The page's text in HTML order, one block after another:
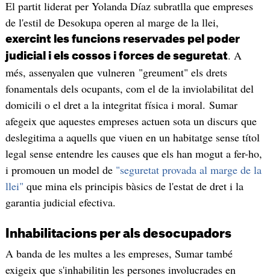
El partit liderat per Yolanda Díaz subratlla que empreses
de l'estil de Desokupa operen al marge de la llei,
exercint les funcions reservades pel poder
judicial i els cossos i forces de seguretat. A
més, assenyalen que vulneren "greument" els drets
fonamentals dels ocupants, com el de la inviolabilitat del
domicili o el dret a la integritat física i moral. Sumar
afegeix que aquestes empreses actuen sota un discurs que
deslegitima a aquells que viuen en un habitatge sense títol
legal sense entendre les causes que els han mogut a fer-ho,
i promouen un model de "seguretat provada al marge de la
llei" que mina els principis bàsics de l'estat de dret i la
garantia judicial efectiva.
Inhabilitacions per als desocupadors
A banda de les multes a les empreses, Sumar també
exigeix que s'inhabilitin les persones involucrades en